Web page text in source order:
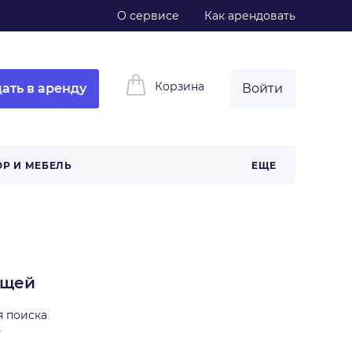
О сервисе Как арендовать
в аренду Корзина Войти
И МЕБЕЛЬ ЕЩЕ
поиска